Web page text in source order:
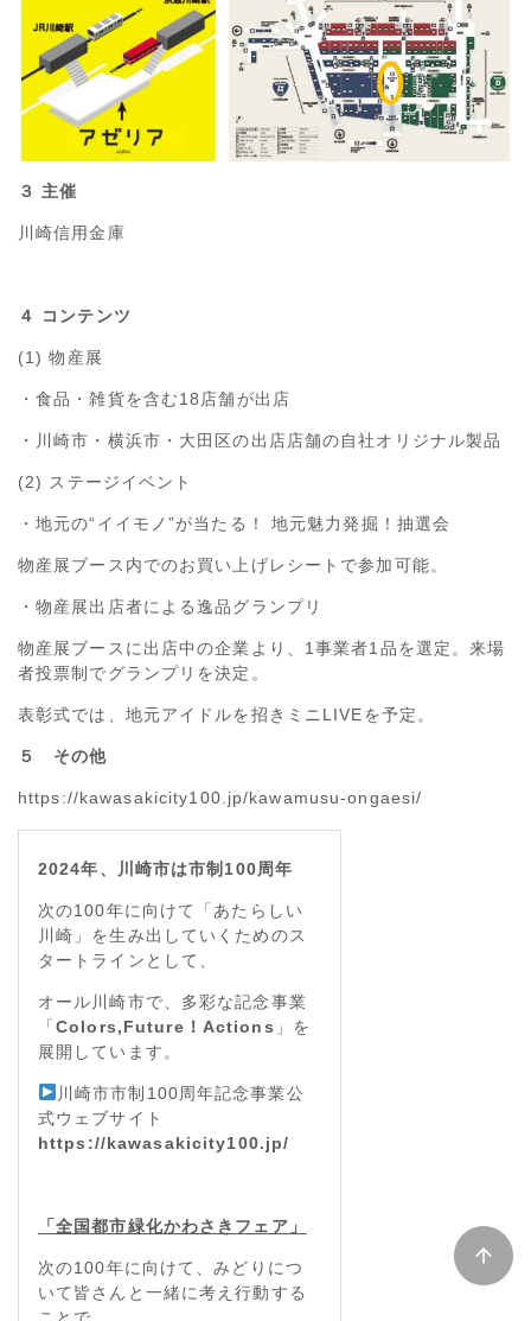
３ 主催
川崎信用金庫
４ コンテンツ
(1) 物産展
・食品・雑貨を含む18店舗が出店
・川崎市・横浜市・大田区の出店店舗の自社オリジナル製品
(2) ステージイベント
・地元の“イイモノ”が当たる！ 地元魅力発掘！抽選会
物産展ブース内でのお買い上げレシートで参加可能。
・物産展出店者による逸品グランプリ
物産展ブースに出店中の企業より、1事業者1品を選定。来場
者投票制でグランプリを決定。
表彰式では、地元アイドルを招きミニLIVEを予定。
５ その他
https://kawasakicity100.jp/kawamusu-ongaesi/
2024年、川崎市は市制100周年
次の100年に向けて「あたらしい
川崎」を生み出していくためのス
タートラインとして、
オール川崎市で、多彩な記念事業
「Colors,Future！Actions 」を
展開しています。
川崎市市制100周年記念事業公
式ウェブサイト
https://kawasakicity100.jp/
「全国都市緑化かわさきフェア」
次の100年に向けて、みどりにつ
いて皆さんと一緒に考え行動する
ことで、